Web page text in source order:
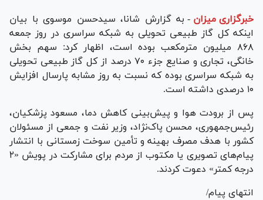
خبرگزاری میزان - به گزارش شانا، سیدحسن موسوی با بیان
اینکه کل گاز طبیعی تحویلی به شبکه سراسری در روز جمعه
۸۶۸ میلیون مترمکعب بوده است، اظهار کرد: سهم بخش
خانگی، تجاری و صنایع جزء ۷۰ درصد از کل گاز طبیعی تحویلی
به شبکه سراسری بوده که نسبت به روز مشابه پارسال افزایش
۱۰ درصدی داشته است.
پس از برودت هوا و پیش‌بینی کاهش دما، مسعود پزشکیان،
رئیس‌جمهوری، محسن پاک‌نژاد، وزیر نفت و جمعی از مسئولان
کشور با هدف مصرف بهینه و تأمین سوخت زمستانی با انتشار
پیام‌های تصویری یا مکتوب از مردم برای مشارکت در پویش «۲
درجه کمتر» دعوت کردند.
انتهای پیام/